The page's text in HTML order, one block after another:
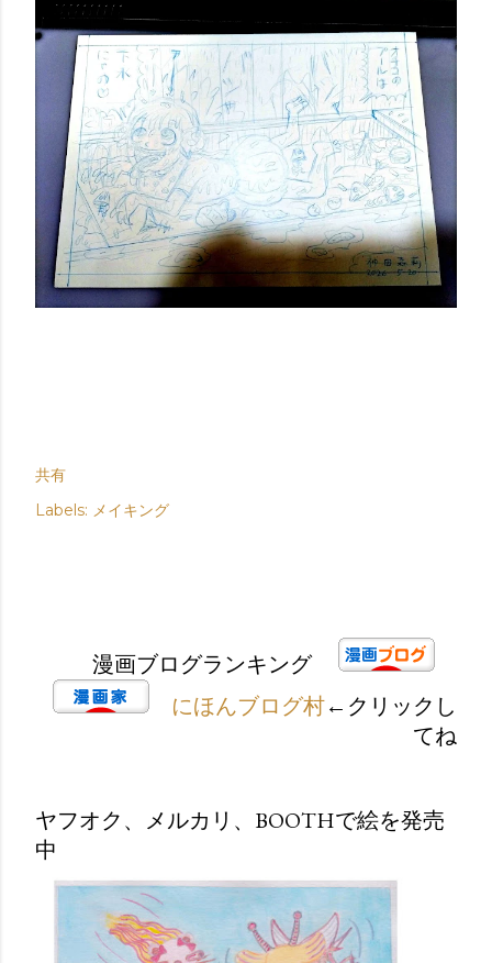
共有
Labels: メイキング
漫画ブログランキング
にほんブログ村←クリックし
てね
ヤフオク、メルカリ、BOOTHで絵を発売
中